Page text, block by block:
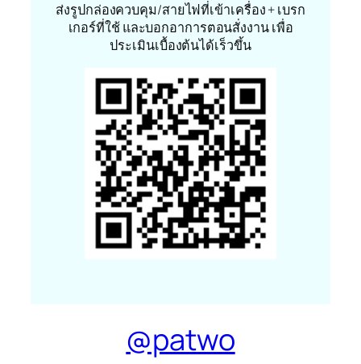
ส่งรูปกล่องควบคุม/สายไฟที่เข้าเครื่อง + เบรก
เกอร์ที่ใช้ และบอกอาการตอนสั่งงาน เพื่อ
ประเมินเบื้องต้นได้เร็วขึ้น
@patwo